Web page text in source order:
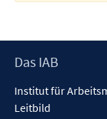
Footer
Das IAB
Institut für
Leitbild